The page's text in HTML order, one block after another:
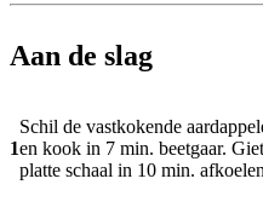
Aan de slag
1
Schil de vastkokende
en kook in 7 min. beetgaar.
platte schaal in 10 min.